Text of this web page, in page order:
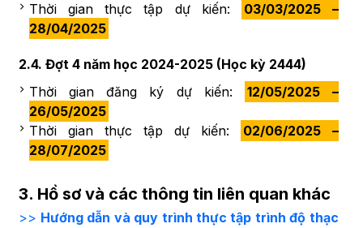
Thời gian thực tập dự kiến:
03/03/2025 –
28/04/2025
2.4. Đợt 4 năm học 2024-2025 (Học kỳ 2444)
Thời gian đăng ký dự kiến:
12/05/2025 –
26/05/2025
Thời gian thực tập dự kiến:
02/06/2025 –
28/07/2025
3. Hồ sơ và các thông tin liên quan khác
>> Hướng dẫn và quy trình thực tập trình độ thạc